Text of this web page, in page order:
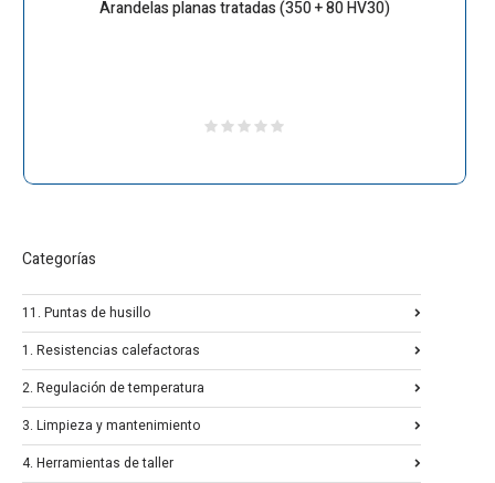
Arandelas planas tratadas (350 + 80 HV30)
Categorías
11. Puntas de husillo
1. Resistencias calefactoras
2. Regulación de temperatura
3. Limpieza y mantenimiento
4. Herramientas de taller